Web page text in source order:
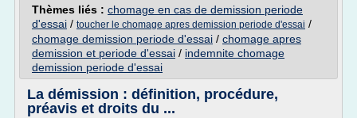
Thèmes liés : chomage en cas de demission periode
d'essai / toucher le chomage apres demission periode d'essai /
chomage demission periode d'essai / chomage apres
demission et periode d'essai / indemnite chomage
demission periode d'essai
La démission : définition, procédure,
préavis et droits du ...